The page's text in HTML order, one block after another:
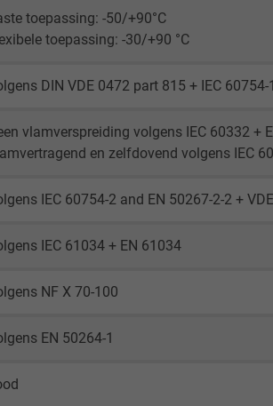
_ga_XKZTZRJBX7, Google Analytics
Google LLC
2 years
Generates statistical data on how the
toepassing: -50/+90°C
toepassing: -30/+90 °C
DIN VDE 0472 part 815 + IEC 60754-1
vlamverspreiding volgens IEC 60332 +
en zelfdovend volgens IEC
IEC 60754-2 and EN 50267-2-2 +
IEC 61034 + EN 61034
NF X 70-100
EN 50264-1